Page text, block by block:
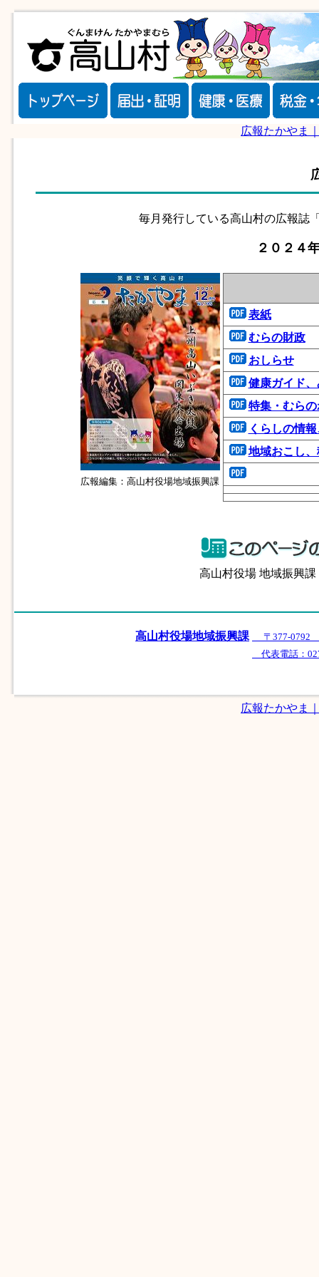
広報たかやま
毎月発行している高山村の広報誌
２０２４
広報編集：高山村役場地域振興課
表紙
むらの財政
おしらせ
健康ガイド
特集・むら
くらしの情
地域おこし
高山村役場 地域振興
高山村役場地域振興課
〒377-0792
代表電話：
広報たかやま